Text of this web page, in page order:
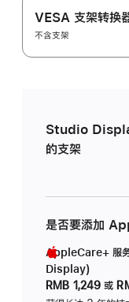
VESA 支架转换
不含支架
Studio
的支架
是否要添加
AppleCare+ 服
Display)
RMB 1,249 或